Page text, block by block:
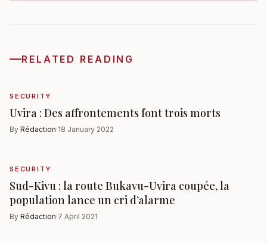
RELATED READING
SECURITY
Uvira : Des affrontements font trois morts
By Rédaction·18 January 2022
SECURITY
Sud-Kivu : la route Bukavu-Uvira coupée, la
population lance un cri d’alarme
By Rédaction·7 April 2021